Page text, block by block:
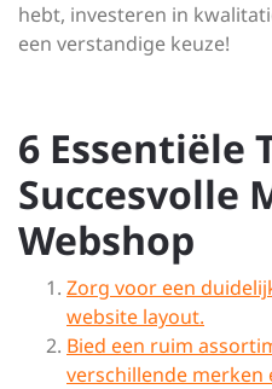
hebt, investeren in
een verstandige keuze!
6 Essentiële
Succesvolle
Webshop
Zorg voor een
website layout.
Bied een ruim
verschillende merken